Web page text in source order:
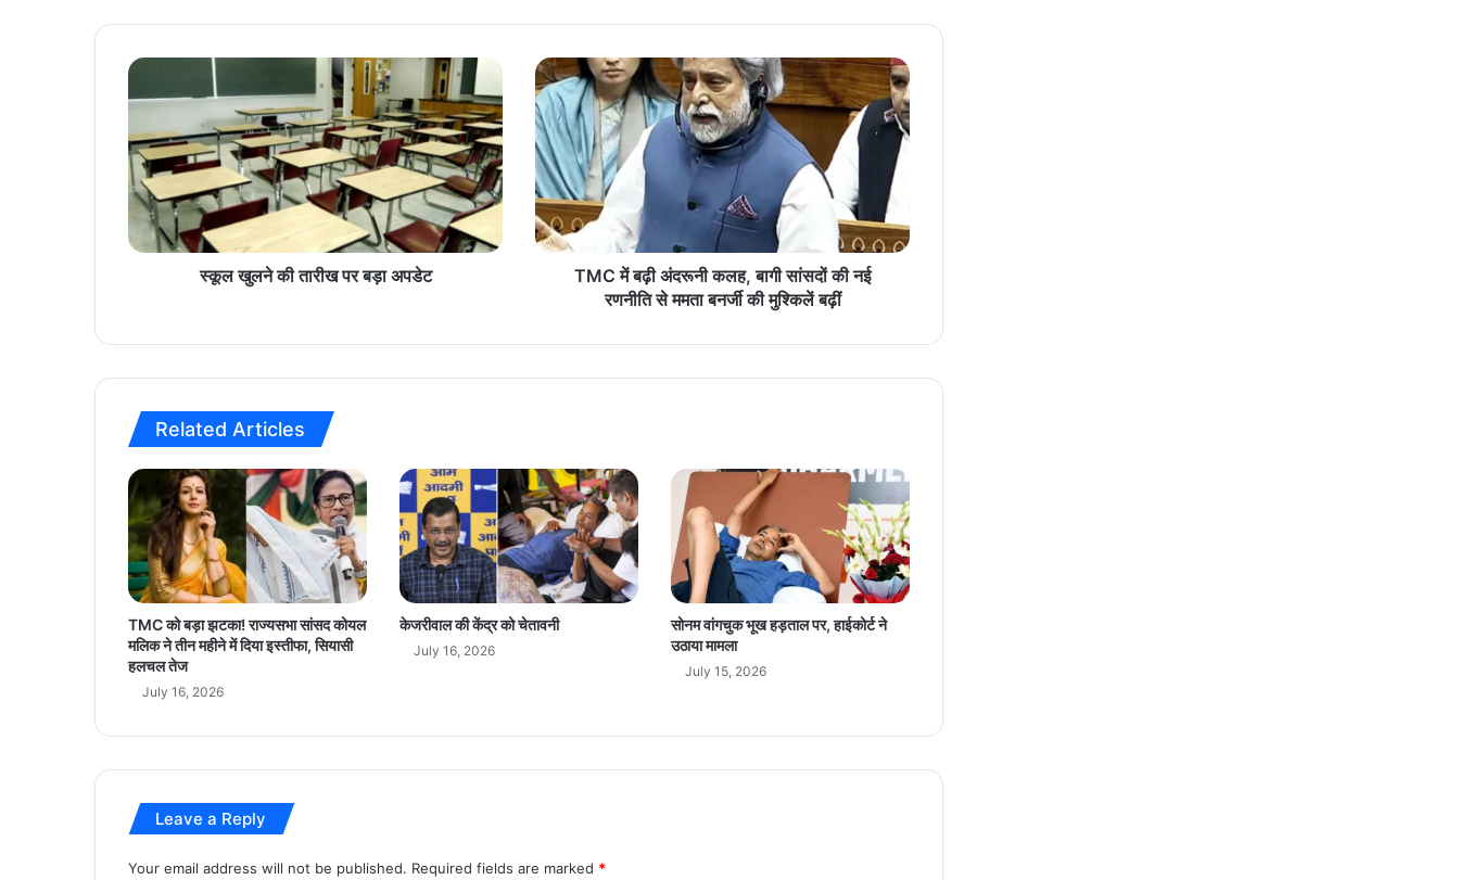
स्कू
ल
ने
की
ता
री
ख
ड़ा
ट
स्कूल खुलने की तारीख पर बड़ा अपडेट
T
M
C
में
ब
ढ़ी
अं
द
रू
ह
दों
की
न
ई
र
ण
न
श्कि
TMC में बढ़ी अंदरूनी कलह, बागी सांसदों की नई
रणनीति से ममता बनर्जी की मुश्किलें बढ़ीं
Related Articles
TMC को बड़ा झटका! राज्यसभा सांसद कोयल
मलिक ने तीन महीने में दिया इस्तीफा, सियासी
हलचल तेज
July 16, 2026
केजरीवाल की केंद्र को चेतावनी
July 16, 2026
सोनम वांगचुक भूख हड़ताल पर, हाईकोर्ट ने
उठाया मामला
July 15, 2026
Leave a Reply
Your email address will not be published. Required fields are marked *